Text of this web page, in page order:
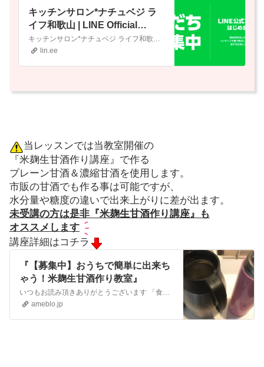
キッチンサロン*ナチュベジ ラ
イフ和歌山 | LINE Official
Account
キッチンサロン*ナチュベジ ライフ和歌山's LINE official account profile page. Add them as a friend for the latest news.
lin.ee
当レッスンでは当教室開催の
『米麹生甘酒作り講座』で作る
プレーン甘酒＆濃縮甘酒を使用します。
市販の甘酒でも作る事は可能ですが、
水分量や糖度の違いで出来上がりに差が出ます。
未受講の方は是非『米麹生甘酒作り講座』も
オススメします
講座詳細はコチラ
『【募集中】おうちで簡単に出来ち
ゃう！米麹生甘酒作り教室』
いつもお読み頂きありがとうございます 「食べることはあなたを作ること」大切な人の健康と笑顔と未来を毎日の食事でサポートしたいあなたへ 野菜ソムリエ協会認定料…
ameblo.jp